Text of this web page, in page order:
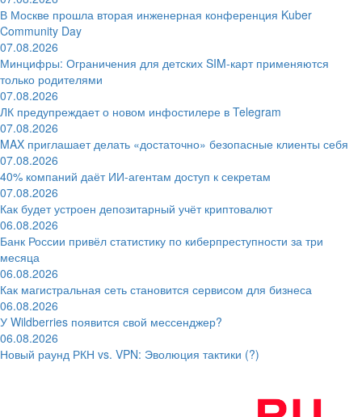
В Москве прошла вторая инженерная конференция Kuber
Community Day
07.08.2026
Минцифры: Ограничения для детских SIM-карт применяются
только родителями
07.08.2026
ЛК предупреждает о новом инфостилере в Telegram
07.08.2026
MAX приглашает делать «достаточно» безопасные клиенты себя
07.08.2026
40% компаний даёт ИИ‑агентам доступ к секретам
07.08.2026
Как будет устроен депозитарный учёт криптовалют
06.08.2026
Банк России привёл статистику по киберпреступности за три
месяца
06.08.2026
Как магистральная сеть становится сервисом для бизнеса
06.08.2026
У Wildberries появится свой мессенджер?
06.08.2026
Новый раунд РКН vs. VPN: Эволюция тактики (?)